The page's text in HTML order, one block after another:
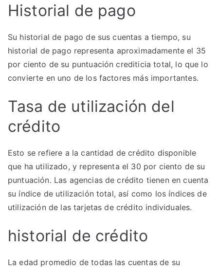
Historial de pago
Su historial de pago de sus cuentas a tiempo, su
historial de pago representa aproximadamente el 35
por ciento de su puntuación crediticia total, lo que lo
convierte en uno de los factores más importantes.
Tasa de utilización del
crédito
Esto se refiere a la cantidad de crédito disponible
que ha utilizado, y representa el 30 por ciento de su
puntuación. Las agencias de crédito tienen en cuenta
su índice de utilización total, así como los índices de
utilización de las tarjetas de crédito individuales.
historial de crédito
La edad promedio de todas las cuentas de su